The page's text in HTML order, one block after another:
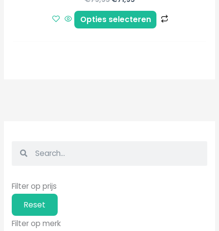
k
n
k
e
n
Filter op prijs
Filter op merk
Opties selecteren